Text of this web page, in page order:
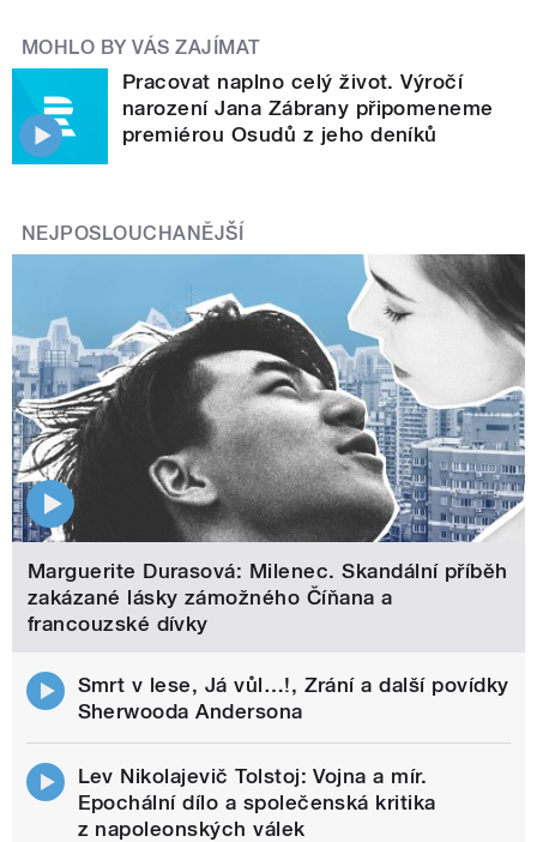
MOHLO BY VÁS ZAJÍMAT
Pracovat naplno celý život. Výročí
narození Jana Zábrany připomeneme
premiérou Osudů z jeho deníků
NEJPOSLOUCHANĚJŠÍ
Marguerite Durasová: Milenec. Skandální příběh
zakázané lásky zámožného Číňana a
francouzské dívky
Smrt v lese, Já vůl…!, Zrání a další povídky
Sherwooda Andersona
Lev Nikolajevič Tolstoj: Vojna a mír.
Epochální dílo a společenská kritika
z napoleonských válek